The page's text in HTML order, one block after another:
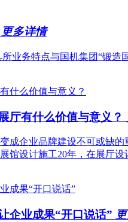
更多详情
业务特点与国机集团“锻
厅有什么价值与意义？
成企业品牌建设不可或缺
馆设计施工20年，在展厅
企业成果“开口说话”